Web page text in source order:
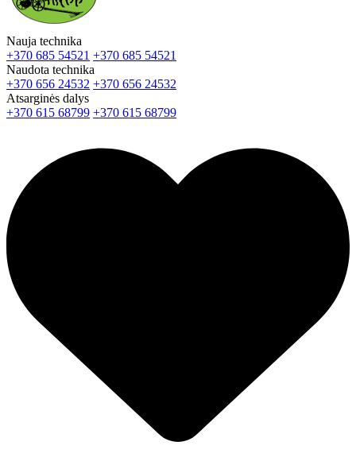
Nauja technika
+370 685 54521 +370 685 54521
Naudota technika
+370 656 24532 +370 656 24532
Atsarginės dalys
+370 615 68799 +370 615 68799